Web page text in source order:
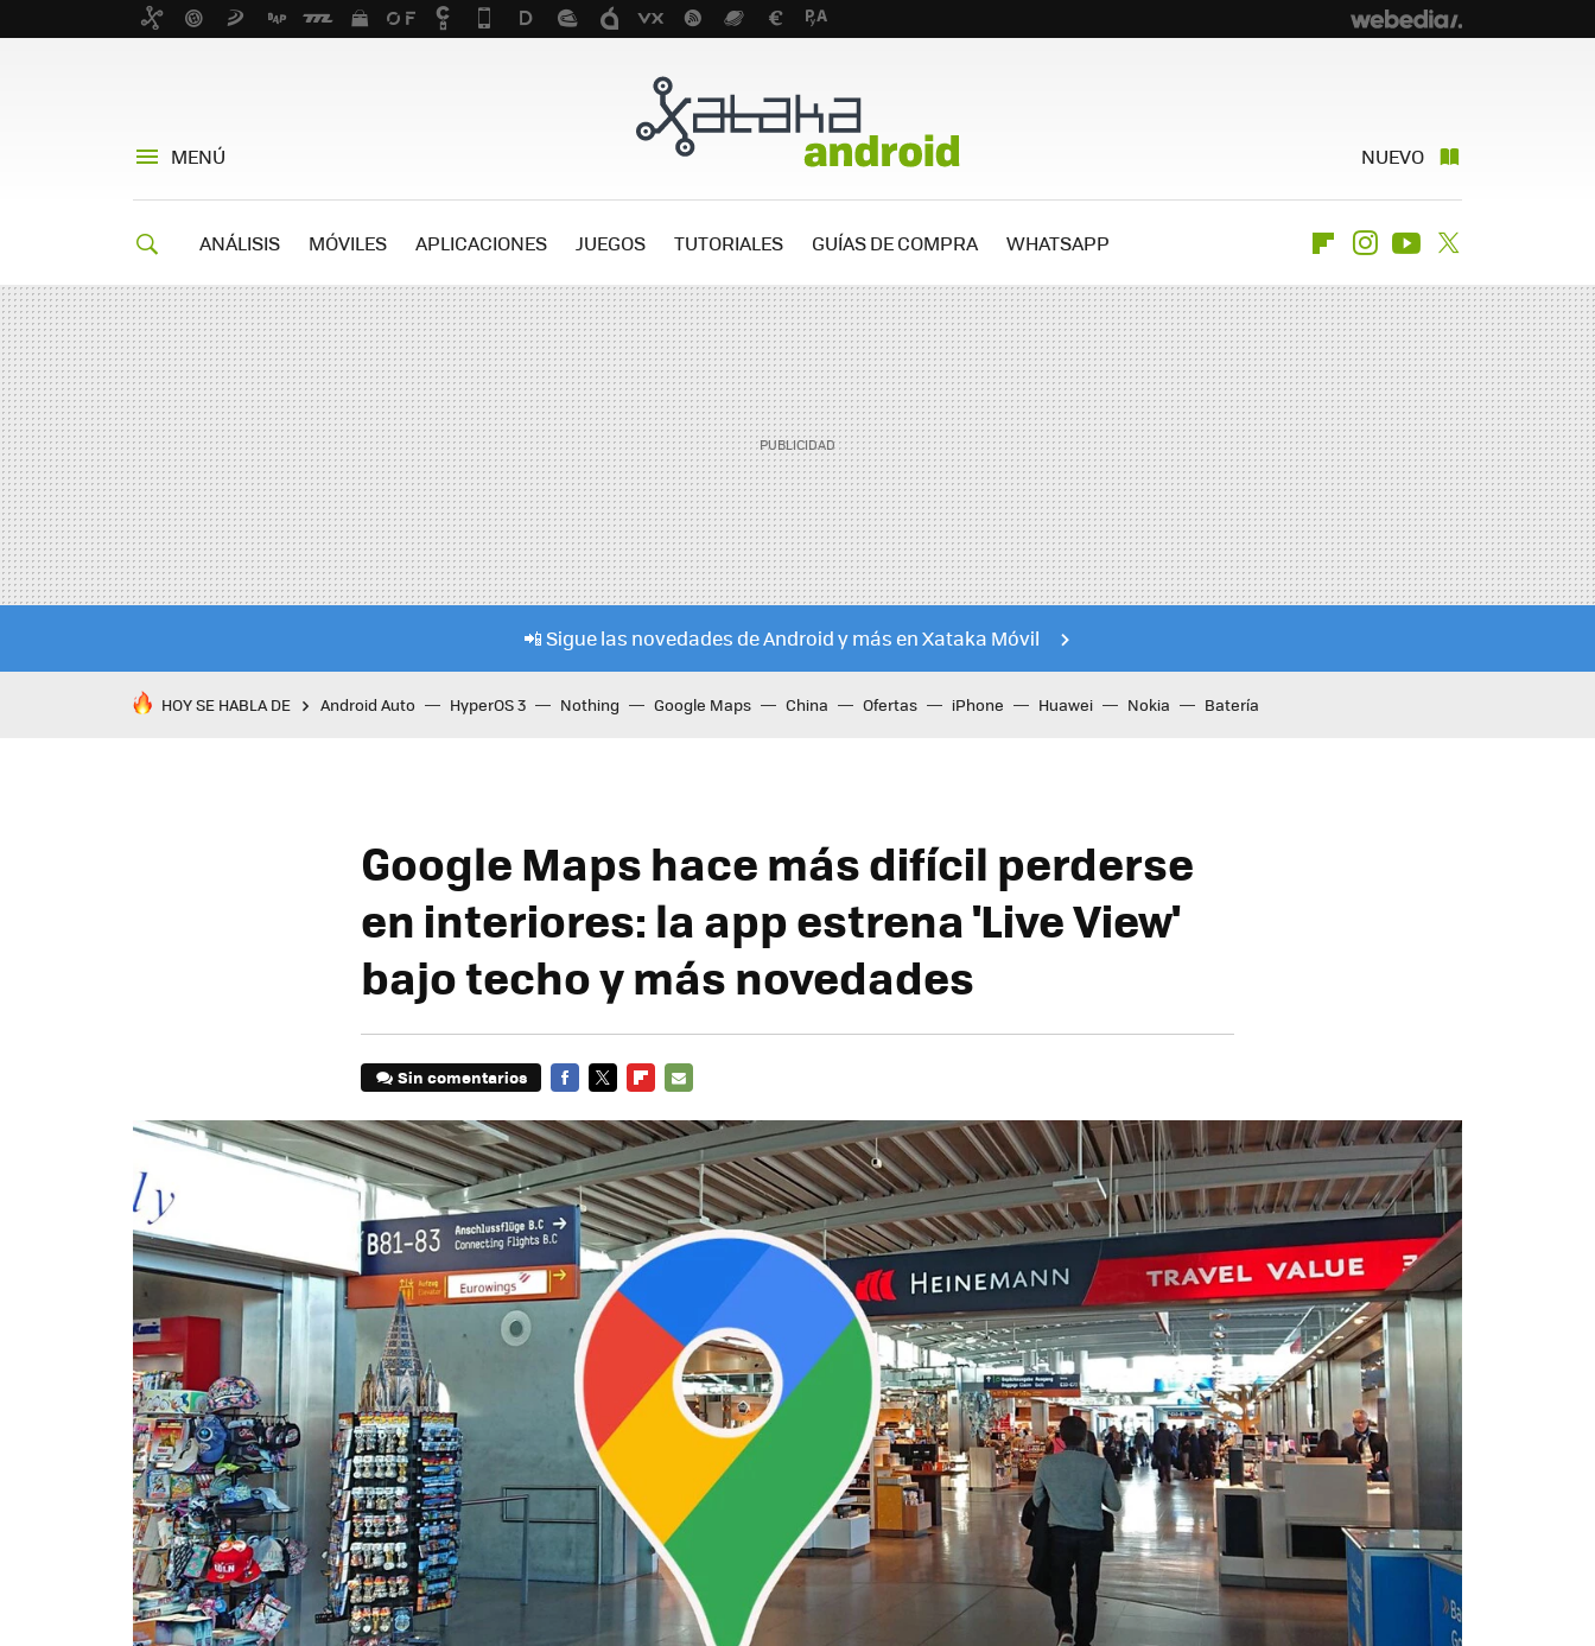
MENÚ NUEVO
ANÁLISIS MÓVILES APLICACIONES JUEGOS TUTORIALES GUÍAS DE COMPRA WHATSAPP FlipboardInstagramYoutube
📲 Sigue las novedades de Android y más en Xataka Móvil
HOY SE HABLA DE Android Auto HyperOS 3 Nothing Google Maps China Ofertas iPhone Huawei Nokia Batería
Google Maps hace más difícil perderse
en interiores: la app estrena 'Live View'
bajo techo y más novedades
Sin comentarios
MAIL